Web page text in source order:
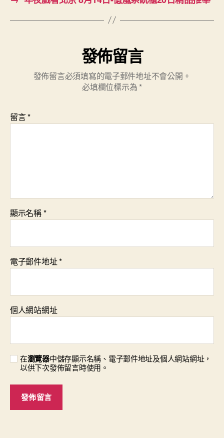
發佈留言
發佈留言必須填寫的電子郵件地址不會公開。
必填欄位標示為 *
留言*
顯示名稱*
電子郵件地址*
個人網站網址
在瀏覽器中儲存顯示名稱、電子郵件地址及個人網站網址，
以供下次發佈留言時使用。